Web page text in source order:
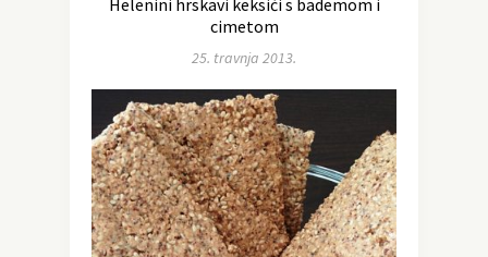
Helenini hrskavi keksići s bademom i
cimetom
25. travnja 2013.